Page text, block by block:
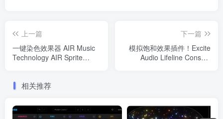
上一篇
一键染色效果器 AIR Music
Technology AIR Sprite
下一篇
模拟饱和效果插件！Excite
Audio Lifeline Console
相关推荐